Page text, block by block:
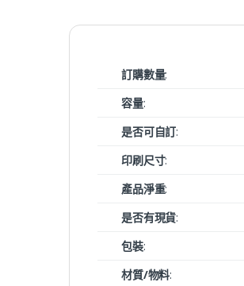
訂購數量:
容量:
是否可自訂:
印刷尺寸:
產品淨重:
是否有現貨:
包裝:
材質/物料: